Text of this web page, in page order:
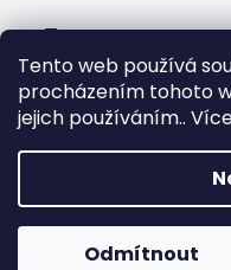
Tento web používá
procházením tohoto
jejich používáním..
Odmítnout
info@pip-
605 871 228
Copyright 2026